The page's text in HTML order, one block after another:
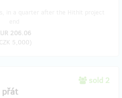
206.06
CZK 5,000)
sold 2
přát